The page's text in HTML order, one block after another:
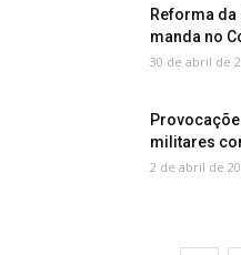
Reforma
manda no
30 de abril de
militares
2 de abril de